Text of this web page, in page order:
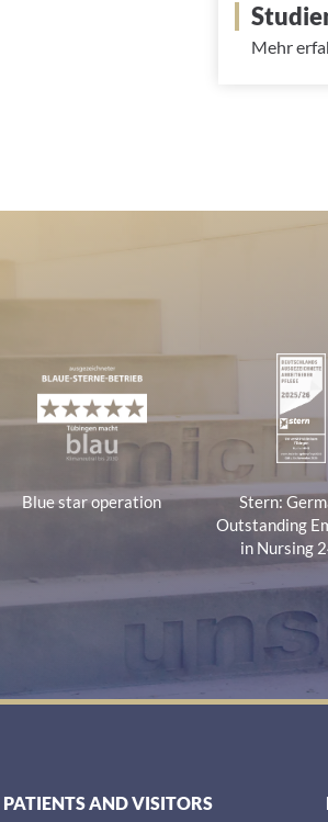
Mehr
Blue star operation
Stern:
Outstanding
in Nursing
PATIENTS AND VISITORS